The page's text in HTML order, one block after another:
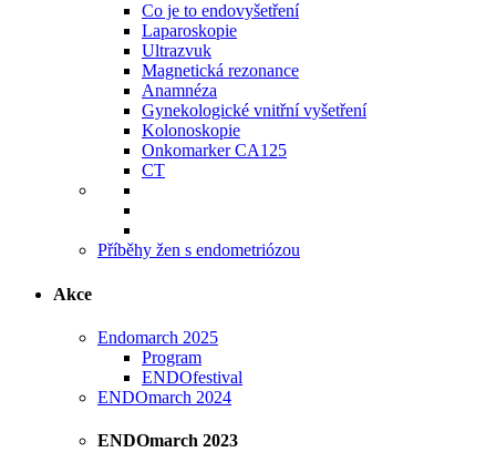
Co je to endovyšetření
Laparoskopie
Ultrazvuk
Magnetická rezonance
Anamnéza
Gynekologické vnitřní vyšetření
Kolonoskopie
Onkomarker CA125
CT
Příběhy žen s endometriózou
Akce
Endomarch 2025
Program
ENDOfestival
ENDOmarch 2024
ENDOmarch 2023